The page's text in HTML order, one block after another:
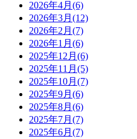
2026年4月(6)
2026年3月(12)
2026年2月(7)
2026年1月(6)
2025年12月(6)
2025年11月(5)
2025年10月(7)
2025年9月(6)
2025年8月(6)
2025年7月(7)
2025年6月(7)